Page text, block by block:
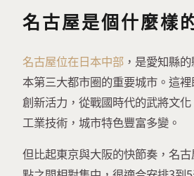
名古屋是個什麼樣
名古屋位在日本中部 ，是愛知縣
本第三大都市圈的重要城市。這
創新活力，從戰國時代的武將文
工業技術，城市特色豐富多變。
但比起東京與大阪的快節奏，名